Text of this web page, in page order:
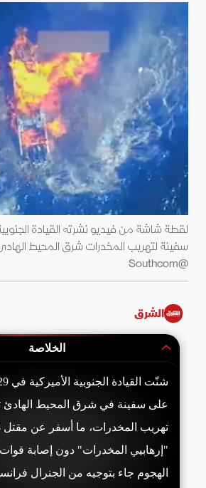
لقطة شاشة من فيديو نشرته القيادة
@Southcom
الشرق
الخلاصة
على سفينة في شرق المحيط
"إرهابيي المخدرات" دون إصابة قوات
الهجوم جاء بتوجيه من الجنرال